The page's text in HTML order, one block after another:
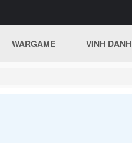
WARGAME VINH DANH